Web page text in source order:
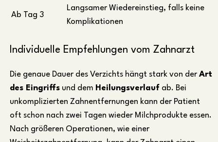
Ab Tag 3
Langsamer Wiedereinstieg, falls keine
Komplikationen
Individuelle Empfehlungen vom Zahnarzt
Die genaue Dauer des Verzichts hängt stark von der Art
des Eingriffs und dem Heilungsverlauf ab. Bei
unkomplizierten Zahnentfernungen kann der Patient
oft schon nach zwei Tagen wieder Milchprodukte essen.
Nach größeren Operationen, wie einer